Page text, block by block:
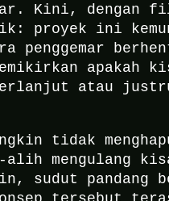
Kini, dengan
proyek ini
penggemar
apakah
atau
tidak
alih mengulang
sudut pandang